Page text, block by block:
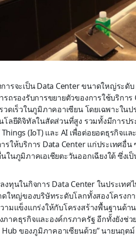
ารจะเป็น Data Center ขนาดใหญ่ระ
รถรองรับการขยายตัวของการใช้บริกา
วดเร็วในภูมิภาคอาเซียน โดยเฉพาะใ
โลยีดิจิทัลในสัดส่วนที่สูง รวมทั้งมีการป
(IoT) และ AI เพื่อต่อยอดธุรกิจแ
รให้บริการ Data Center แก่ประเทศอื่
ในภูมิภาคเอเชียตะวันออกเฉียงใต้ ซึ่งเ
งทุนในกิจการ Data Center ในประเท
ใหญ่ของบริษัทระดับโลกทั้งสองโครงก
ามแข็งแกร่งให้กับโครงสร้างพื้นฐานด้า
าคธุรกิจและองค์กรภาครัฐ อีกทั้งยังช่ว
ของภูมิภาคอาเซียนด้วย” นายนฤต